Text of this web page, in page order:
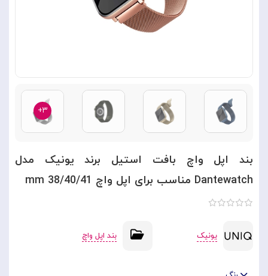
۳+
بند اپل واچ بافت استیل برند یونیک مدل
Dantewatch مناسب برای اپل واچ 38/40/41 mm
یونیک بند اپل واچ